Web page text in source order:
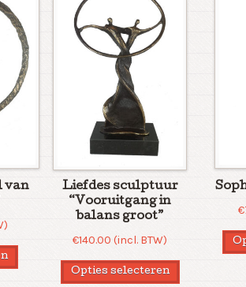
van
Liefdes sculptuur
“Vooruitgang in
balans groot”
€140.00 (incl. BTW)
Opties selecteren
€